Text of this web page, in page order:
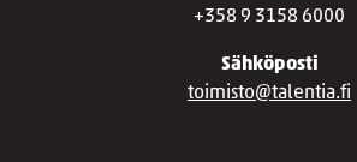
+358 9 3158 6000
Sähköposti
toimisto@talentia.fi